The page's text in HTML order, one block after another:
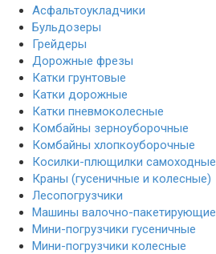
Асфальтоукладчики
Бульдозеры
Грейдеры
Дорожные фрезы
Катки грунтовые
Катки дорожные
Катки пневмоколесные
Комбайны зерноуборочные
Комбайны хлопкоуборочные
Косилки-плющилки самоходные
Краны (гусеничные и колесные)
Лесопогрузчики
Машины валочно-пакетирующие
Мини-погрузчики гусеничные
Мини-погрузчики колесные